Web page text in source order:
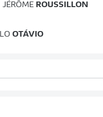
JÉRÔME ROUSSILLON
OTÁVIO